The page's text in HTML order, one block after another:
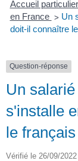
Accueil
en France > Un
doit-il connaître
Question-réponse
Un
s'installe
le
Vérifié le 26/09/